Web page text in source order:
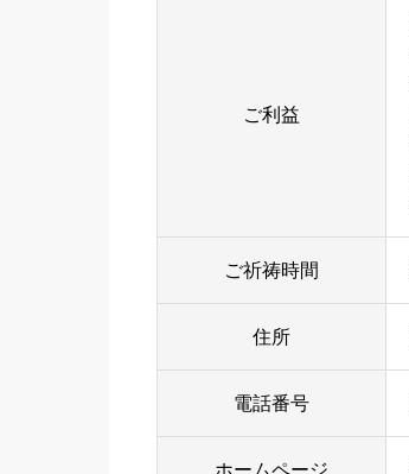
ご利益
ご祈祷時間
住所
電話番号